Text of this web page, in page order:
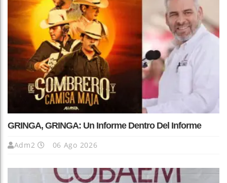
GRINGA, GRINGA: Un Informe Dentro Del Informe
Adm2 06 Ago 2026